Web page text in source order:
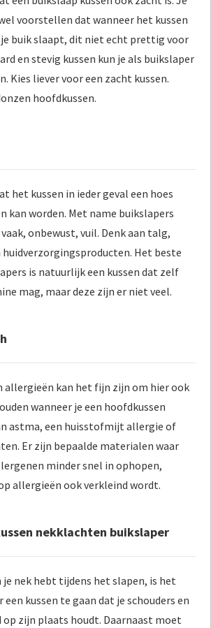
voorstellen dat wanneer het kussen
je buik slaapt, dit niet echt prettig voor
en stevig kussen kun je als buikslaper
Kies liever voor een zacht kussen.
hoofdkussen.
het kussen in ieder geval een hoes
kan worden. Met name buikslapers
onbewust, vuil. Denk aan talg,
huidverzorgingsproducten. Het beste
is natuurlijk een kussen dat zelf
mag, maar deze zijn er niet veel.
allergieën kan het fijn zijn om hier ook
wanneer je een hoofdkussen
astma, een huisstofmijt allergie of
Er zijn bepaalde materialen waar
minder snel in ophopen,
allergieën ook verkleind wordt.
nekklachten buikslaper
je nek hebt tijdens het slapen, is het
kussen te gaan dat je schouders en
zijn plaats houdt. Daarnaast moet